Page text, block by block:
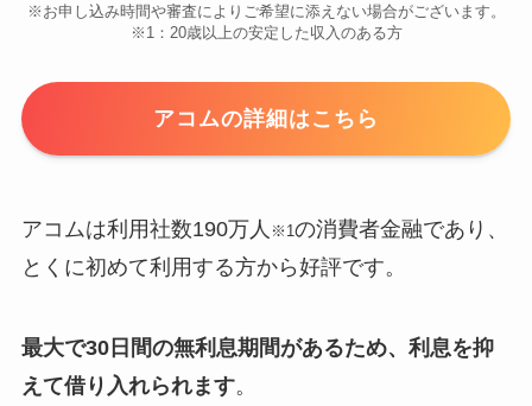
※お申し込み時間や審査によりご希望に添えない場合がございます。
※1：20歳以上の安定した収入のある方
アコムの詳細はこちら
アコムは利用社数190万人 ※1 の消費者金融であり、
とくに初めて利用する方から好評です。
最大で30日間の無利息期間があるため、利息を抑
えて借り入れられます。